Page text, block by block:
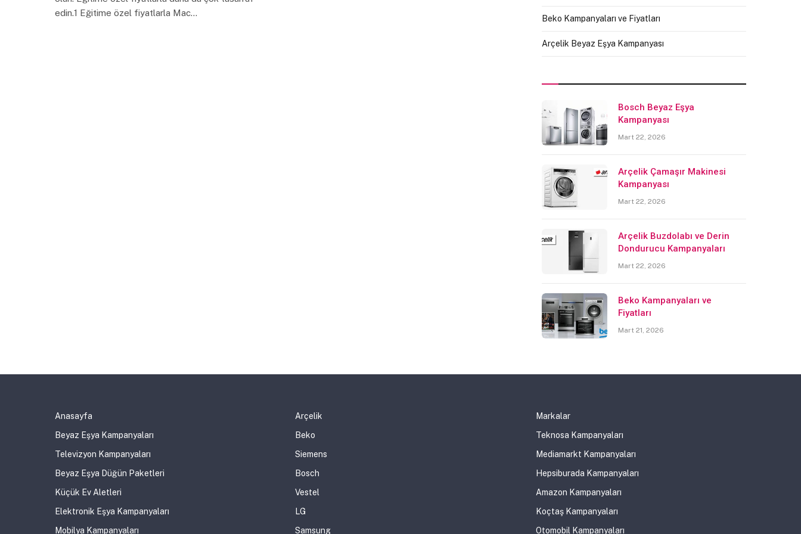
edin.1 Eğitime özel fiyatlarla Mac…
Beko Kampanyaları ve Fiyatları
Arçelik Beyaz Eşya Kampanyası
Bosch Beyaz Eşya
Kampanyası
Mart 22, 2026
Arçelik Çamaşır Makinesi
Kampanyası
Mart 22, 2026
Arçelik Buzdolabı ve Derin
Dondurucu Kampanyaları
Mart 22, 2026
Beko Kampanyaları ve
Fiyatları
Mart 21, 2026
Anasayfa
Beyaz Eşya Kampanyaları
Televizyon Kampanyaları
Beyaz Eşya Düğün Paketleri
Küçük Ev Aletleri
Elektronik Eşya Kampanyaları
Mobilya Kampanyaları
Arçelik
Beko
Siemens
Bosch
Vestel
LG
Samsung
Markalar
Teknosa Kampanyaları
Mediamarkt Kampanyaları
Hepsiburada Kampanyaları
Amazon Kampanyaları
Koçtaş Kampanyaları
Otomobil Kampanyaları